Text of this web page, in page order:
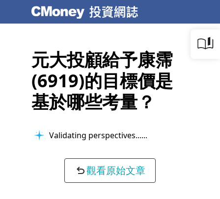
元大投顧給予康霈
(6919)的目標價是
基於哪些考量？
Validating perspectives...
觀看原始文章